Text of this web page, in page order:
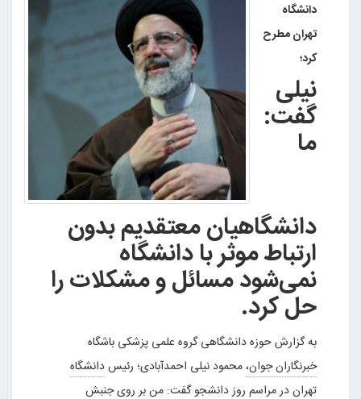
دانشگاه
تهران مطرح
کرد؛
نیلی
گفت:
ما
دانشگاهیان معتقدیم بدون
ارتباط موثر با دانشگاه
نمی‌شود مسائل و مشکلات را
حل کرد.
به گزارش حوزه دانشگاهی گروه علمی پزشکی باشگاه
خبرنگاران جوان،محمود نیلی احمدآبادی؛ رئیسدانشگاه
تهراندر مراسم روز دانشجو گفت: من بر روی جنبش